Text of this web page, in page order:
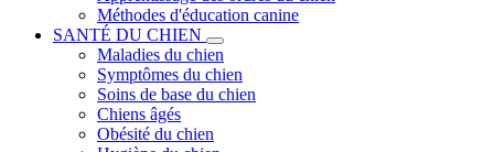
Méthodes d'éducation canine
SANTÉ DU CHIEN
Maladies du chien
Symptômes du chien
Soins de base du chien
Chiens âgés
Obésité du chien